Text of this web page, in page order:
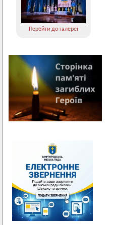
Перейти до галереї